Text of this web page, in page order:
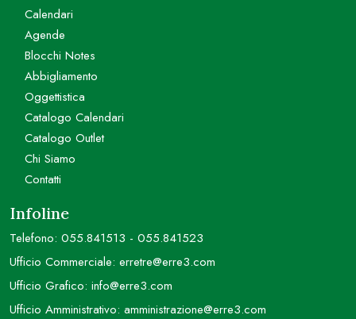
Calendari
Agende
Blocchi Notes
Abbigliamento
Oggettistica
Catalogo Calendari
Catalogo Outlet
Chi Siamo
Contatti
Infoline
Telefono: 055.841513 - 055.841523
Ufficio Commerciale: erretre@erre3.com
Ufficio Grafico: info@erre3.com
Ufficio Amministrativo: amministrazione@erre3.com